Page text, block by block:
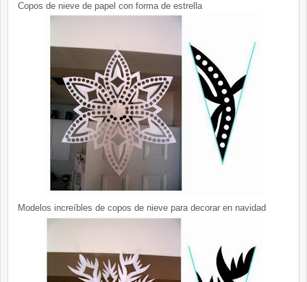
Copos de nieve de papel con forma de estrella
Modelos increíbles de copos de nieve para decorar en navidad